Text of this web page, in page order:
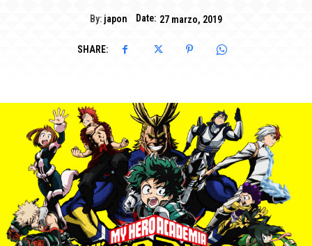
By: japon Date: 27 marzo, 2019
SHARE: